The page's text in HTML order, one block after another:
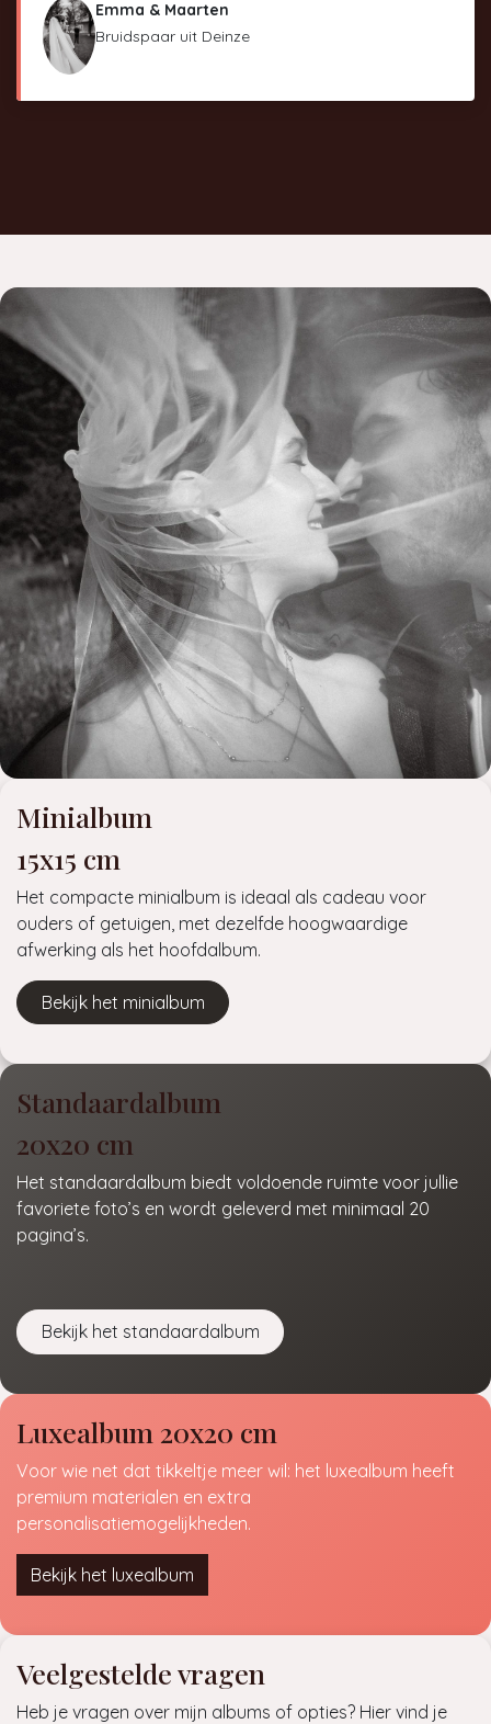
Emma & Maarten
Bruidspaar uit Deinze
Minialbum
15x15 cm
Het compacte minialbum is ideaal als cadeau voor
ouders of getuigen, met dezelfde hoogwaardige
afwerking als het hoofdalbum.
Bekijk het minialbum
Standaardalbum
20x20 cm
Het standaardalbum biedt voldoende ruimte voor jullie
favoriete foto’s en wordt geleverd met minimaal 20
pagina’s.
Bekijk het standaardalbum
Luxealbum 20x20 cm
Voor wie net dat tikkeltje meer wil: het luxealbum heeft
premium materialen en extra
personalisatiemogelijkheden.
Bekijk het luxealbum
Veelgestelde vragen
Heb je vragen over mijn albums of opties? Hier vind je